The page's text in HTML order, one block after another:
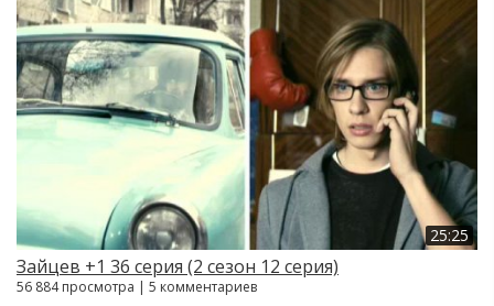
25:25
Зайцев +1 36 серия (2 сезон 12 серия)
56 884 просмотра | 5 комментариев